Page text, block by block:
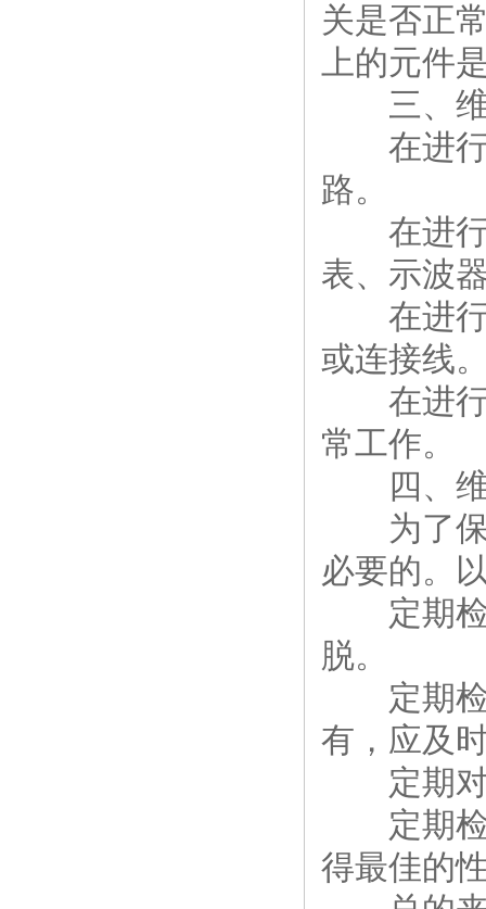
关是否正
上的元件
三、维
在进行
路。
在进行
表、示波
在进行
或连接线
在进行
常工作。
四、维
为了保
必要的。
定期检
脱。
定期检
有，应及
定期对
定期检
得最佳的